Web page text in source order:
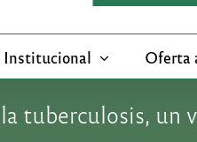
Institucional Oferta
tuberculosis, un